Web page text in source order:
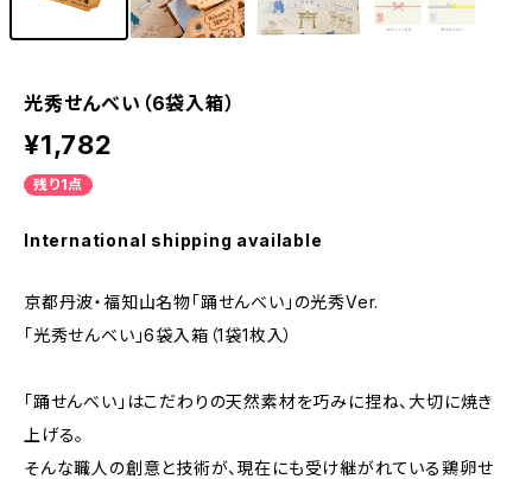
光秀せんべい（6袋入箱）
¥1,782
残り1点
International shipping available
京都丹波・福知山名物「踊せんべい」の光秀Ver.
「光秀せんべい」6袋入箱（1袋1枚入）
「踊せんべい」はこだわりの天然素材を巧みに捏ね、大切に焼き
上げる。
そんな職人の創意と技術が、現在にも受け継がれている鶏卵せ